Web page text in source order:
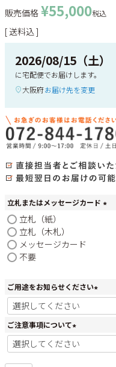
販売価格 ¥55,000税込
送料込
2026/08/15（土）
に宅配便でお届けします。
大阪府お届け先を変更
立札またはメッセージカード
立札（紙）
立札（木札）
メッセージカード
不要
ご用途をお知らせください
(
)
ご注意事項について
(
必